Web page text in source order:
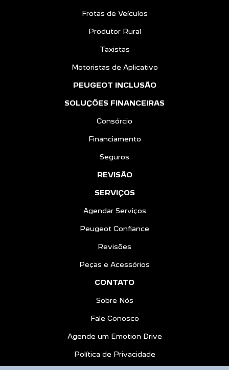
Frotas de Veículos
Produtor Rural
Taxistas
Motoristas de Aplicativo
PEUGEOT INCLUSÃO
SOLUÇÕES FINANCEIRAS
Consórcio
Financiamento
Seguros
REVISÃO
SERVIÇOS
Agendar Serviços
Peugeot Confiance
Revisões
Peças e Acessórios
CONTATO
Sobre Nós
Fale Conosco
Agende um Emotion Drive
Política de Privacidade